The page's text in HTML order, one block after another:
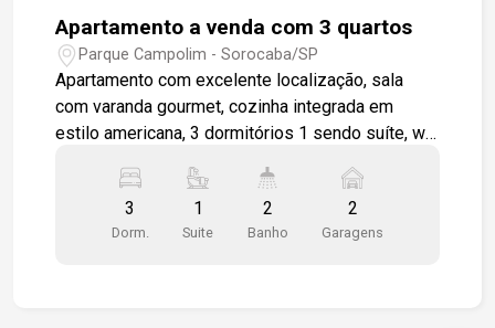
Apartamento a venda com 3 quartos
Parque Campolim - Sorocaba/SP
Apartamento com excelente localização, sala
com varanda gourmet, cozinha integrada em
estilo americana, 3 dormitórios 1 sendo suíte, wc
entregue todo em piso cerâmico padrão, 2 vagas
de garagem cobertas. Condomínio completo para
toda a família. Piscina, churrasqueira coletiva,
3
Dorm.
1
Suite
2
Banho
2
Garagens